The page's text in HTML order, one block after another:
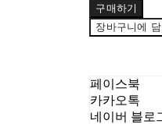
구매하기
장바구니에 담
페이스북
카카오톡
네이버 블로